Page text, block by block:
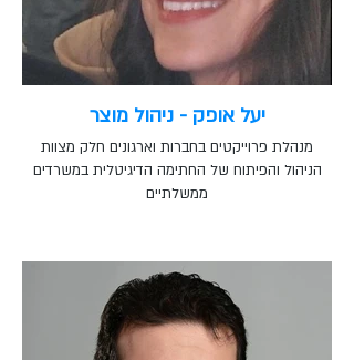
יעל אופק - ניהול מוצר
מנהלת פרוייקטים בחברות וארגונים חלק מצוות
הניהול והפיתוח של החתימה הדיגיטלית במשרדים
ממשלתיים